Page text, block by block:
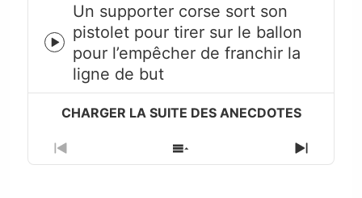
Episode
play
icon
Un supporter corse sort son
pistolet pour tirer sur le ballon
pour l’empêcher de franchir la
ligne de but
Previous
Episode
Show
Episodes
Next
Episode